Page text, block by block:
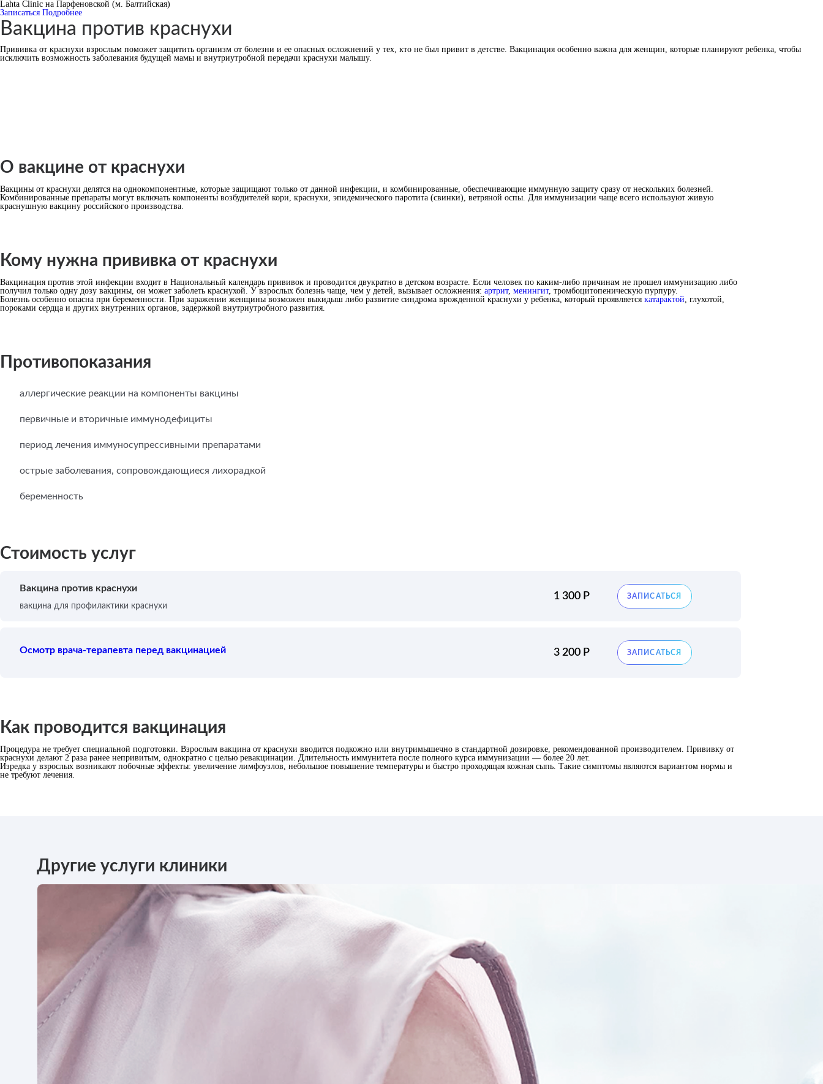
Lahta Clinic на Парфеновской (м. Балтийская)
Записаться Подробнее
Вакцина против краснухи
Прививка от краснухи взрослым поможет защитить организм от болезни и ее опасных осложнений у тех, кто не был привит в детстве. Вакцинация особенно важна для женщин, которые планируют ребенка, чтобы
исключить возможность заболевания будущей мамы и внутриутробной передачи краснухи малышу.
О вакцине от краснухи
Вакцины от краснухи делятся на однокомпонентные, которые защищают только от данной инфекции, и комбинированные, обеспечивающие иммунную защиту сразу от нескольких болезней.
Комбинированные препараты могут включать компоненты возбудителей кори, краснухи, эпидемического паротита (свинки), ветряной оспы. Для иммунизации чаще всего используют живую
краснушную вакцину российского производства.
Кому нужна прививка от краснухи
Вакцинация против этой инфекции входит в Национальный календарь прививок и проводится двукратно в детском возрасте. Если человек по каким-либо причинам не прошел иммунизацию либо
получил только одну дозу вакцины, он может заболеть краснухой. У взрослых болезнь чаще, чем у детей, вызывает осложнения: артрит, менингит, тромбоцитопеническую пурпуру.
Болезнь особенно опасна при беременности. При заражении женщины возможен выкидыш либо развитие синдрома врожденной краснухи у ребенка, который проявляется катарактой, глухотой,
пороками сердца и других внутренних органов, задержкой внутриутробного развития.
Противопоказания
аллергические реакции на компоненты вакцины
первичные и вторичные иммунодефициты
период лечения иммуносупрессивными препаратами
острые заболевания, сопровождающиеся лихорадкой
беременность
Стоимость услуг
Вакцина против краснухи
вакцина для профилактики краснухи
1 300 Р
Осмотр врача-терапевта перед вакцинацией 3 200 Р
Как проводится вакцинация
Процедура не требует специальной подготовки. Взрослым вакцина от краснухи вводится подкожно или внутримышечно в стандартной дозировке, рекомендованной производителем. Прививку от
краснухи делают 2 раза ранее непривитым, однократно с целью ревакцинации. Длительность иммунитета после полного курса иммунизации — более 20 лет.
Изредка у взрослых возникают побочные эффекты: увеличение лимфоузлов, небольшое повышение температуры и быстро проходящая кожная сыпь. Такие симптомы являются вариантом нормы и
не требуют лечения.
Другие услуги клиники